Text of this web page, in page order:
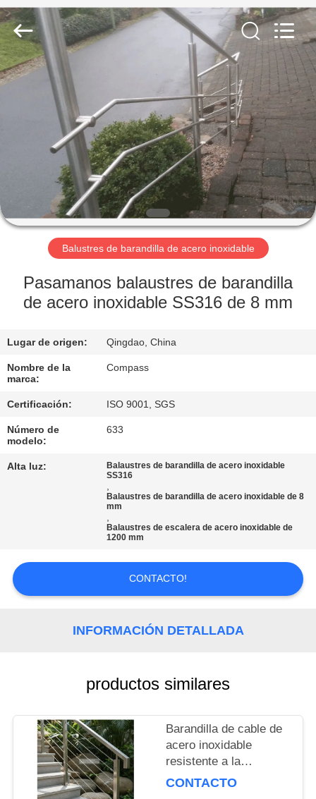
HOGAR
PRODUCTOS
SOBRE
NOSOTROS
VIAJE
FÁBRICA
CONTROL
DE
ÉNTRENOS
EN
CONTACTO
PIDA
SITIO
PRIVACY
Qingdao
Compass
Hardware
Co.,
Ltd..
All
Rights
Reserved.
Balustres de barandilla de acero inoxidable
Pasamanos balaustres de barandilla
de acero inoxidable SS316 de 8 mm
Lugar de origen: Qingdao, China
Nombre de la
marca:
Compass
Certificación: ISO 9001, SGS
Número de
modelo:
633
Alta luz:
Balaustres de barandilla de acero inoxidable
SS316
,
Balaustres de barandilla de acero inoxidable de 8
mm
,
Balaustres de escalera de acero inoxidable de
1200 mm
CONTACTO!
INFORMACIÓN DETALLADA
productos similares
Barandilla de cable de
acero inoxidable
resistente a la
corrosión - Balustres
CONTACTO